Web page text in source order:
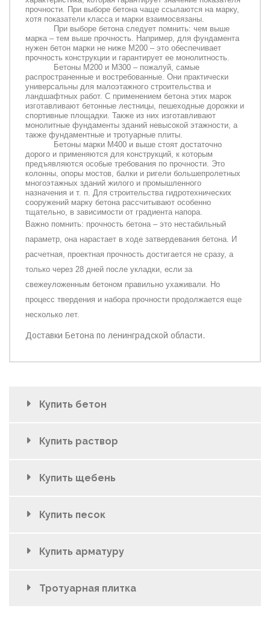
прочности. При выборе бетона чаще ссылаются на марку,
хотя показатели класса и марки взаимосвязаны.
При выборе бетона следует помнить: чем выше
марка – тем выше прочность. Например, для фундамента
нужен бетон марки не ниже М200 – это обеспечивает
прочность конструкции и гарантирует ее монолитность.
Бетоны М200 и М300 – пожалуй, самые
распространенные и востребованные. Они практически
универсальны для малоэтажного строительства и
ландшафтных работ. С применением бетона этих марок
изготавливают бетонные лестницы, пешеходные дорожки и
спортивные площадки. Также из них изготавливают
монолитные фундаменты зданий невысокой этажности, а
также фундаментные и тротуарные плиты.
Бетоны марки М400 и выше стоят достаточно
дорого и применяются для конструкций, к которым
предъявляются особые требования по прочности. Это
колонны, опоры мостов, балки и ригели большепролетных
многоэтажных зданий жилого и промышленного
назначения и т. п. Для строительства гидротехнических
сооружений марку бетона рассчитывают особенно
тщательно, в зависимости от градиента напора.
Важно помнить: прочность бетона – это нестабильный
параметр, она нарастает в ходе затвердевания бетона. И
расчетная, проектная прочность достигается не сразу, а
только через 28 дней после укладки, если за
свежеуложенным бетоном правильно ухаживали. Но
процесс твердения и набора прочности продолжается еще
несколько лет.
Доставки Бетона по ленинградской области.
Купить бетон
Купить раствор
Купить щебень
Купить песок
Купить арматуру
Тротуарная плитка